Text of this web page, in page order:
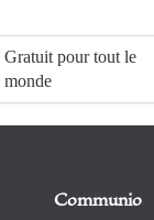
Gratuit pour tout le
monde
Communio